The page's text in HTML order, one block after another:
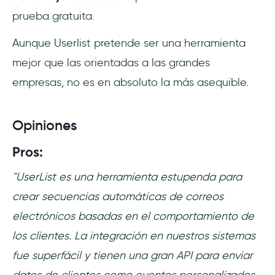
prueba gratuita.
Aunque Userlist pretende ser una herramienta
mejor que las orientadas a las grandes
empresas, no es en absoluto la más asequible.
Opiniones
Pros:
"UserList es una herramienta estupenda para
crear secuencias automáticas de correos
electrónicos basadas en el comportamiento de
los clientes. La integración en nuestros sistemas
fue superfácil y tienen una gran API para enviar